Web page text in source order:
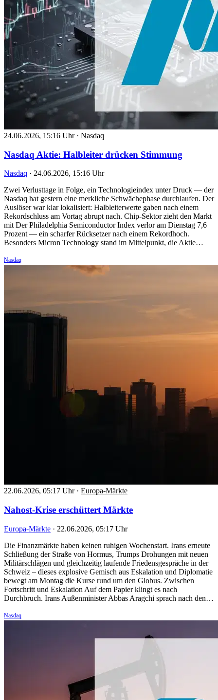
24.06.2026, 15:16 Uhr · Nasdaq
Nasdaq Aktie: Halbleiter drücken Stimmung
Nasdaq · 24.06.2026, 15:16 Uhr
Zwei Verlusttage in Folge, ein Technologieindex unter Druck — der
Nasdaq hat gestern eine merkliche Schwächephase durchlaufen. Der
Auslöser war klar lokalisiert: Halbleiterwerte gaben nach einem
Rekordschluss am Vortag abrupt nach. Chip-Sektor zieht den Markt
mit Der Philadelphia Semiconductor Index verlor am Dienstag 7,6
Prozent — ein scharfer Rücksetzer nach einem Rekordhoch.
Besonders Micron Technology stand im Mittelpunkt, die Aktie…
Nasdaq
22.06.2026, 05:17 Uhr · Europa-Märkte
Nahost-Krise erschüttert Märkte
Europa-Märkte · 22.06.2026, 05:17 Uhr
Die Finanzmärkte haben keinen ruhigen Wochenstart. Irans erneute
Schließung der Straße von Hormus, Trumps Drohungen mit neuen
Militärschlägen und gleichzeitig laufende Friedensgespräche in der
Schweiz – dieses explosive Gemisch aus Eskalation und Diplomatie
bewegt am Montag die Kurse rund um den Globus. Zwischen
Fortschritt und Eskalation Auf dem Papier klingt es nach
Durchbruch. Irans Außenminister Abbas Aragchi sprach nach den…
Nasdaq